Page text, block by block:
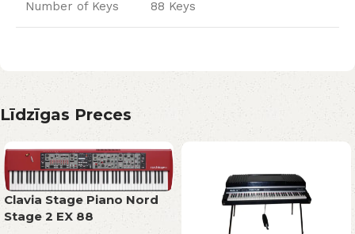
Number of Keys 88 Keys
Līdzīgas Preces
Clavia Stage Piano Nord
Stage 2 EX 88